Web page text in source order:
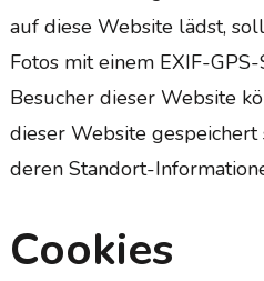
auf diese Website lädst,
Fotos mit einem EXIF-
Besucher dieser Website
dieser Website
deren Standort-
Cookies